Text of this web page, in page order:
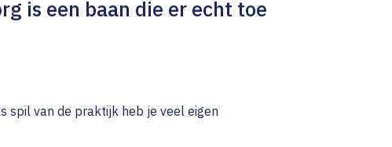
is een baan die er echt toe
spil van de praktijk heb je veel eigen